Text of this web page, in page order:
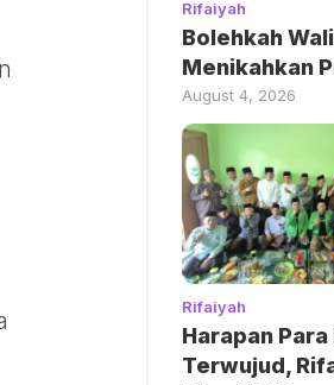
Rifaiyah
Bolehkah
Menikahkan
August 4, 2026
Rifaiyah
Harapan
Terwujud,